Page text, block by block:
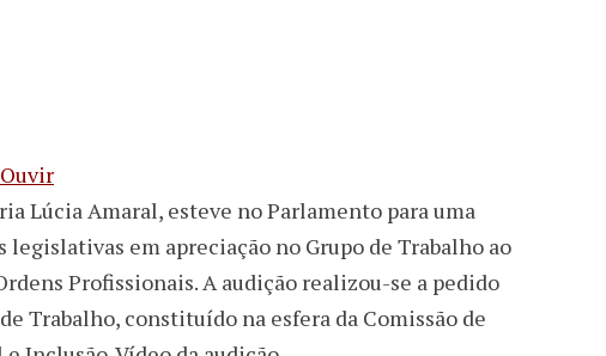
Ouvir
Lúcia Amaral, esteve no Parlamento para uma
legislativas em apreciação no Grupo de Trabalho ao
Profissionais. A audição realizou-se a pedido
Trabalho, constituído na esfera da Comissão de